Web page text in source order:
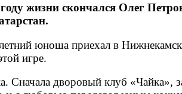
жизни скончался Олег
юноша приехал в
игре.
Сначала дворовый клуб